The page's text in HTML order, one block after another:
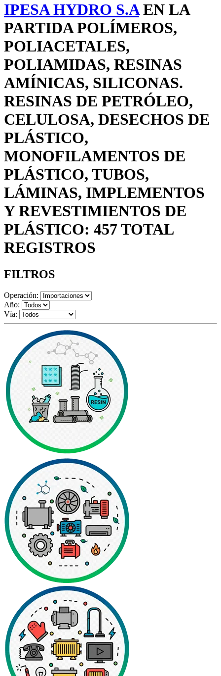
IPESA HYDRO S.AEN LA
PARTIDA POLÍMEROS,
POLIACETALES,
POLIAMIDAS, RESINAS
AMÍNICAS, SILICONAS.
RESINAS DE PETRÓLEO,
CELULOSA, DESECHOS DE
PLÁSTICO,
MONOFILAMENTOS DE
PLÁSTICO, TUBOS,
LÁMINAS, IMPLEMENTOS
Y REVESTIMIENTOS DE
PLÁSTICO: 457 TOTAL
REGISTROS
FILTROS
Operación:
Año:
Vía: